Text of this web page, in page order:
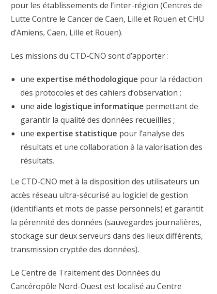
pour les établissements de l’inter-région (Centres de
Lutte Contre le Cancer de Caen, Lille et Rouen et CHU
d’Amiens, Caen, Lille et Rouen).
Les missions du CTD-CNO sont d’apporter :
une expertise méthodologique pour la rédaction
des protocoles et des cahiers d’observation ;
une aide logistique informatique permettant de
garantir la qualité des données recueillies ;
une expertise statistique pour l’analyse des
résultats et une collaboration à la valorisation des
résultats.
Le CTD-CNO met à la disposition des utilisateurs un
accès réseau ultra-sécurisé au logiciel de gestion
(identifiants et mots de passe personnels) et garantit
la pérennité des données (sauvegardes journalières,
stockage sur deux serveurs dans des lieux différents,
transmission cryptée des données).
Le Centre de Traitement des Données du
Cancéropôle Nord-Ouest est localisé au Centre